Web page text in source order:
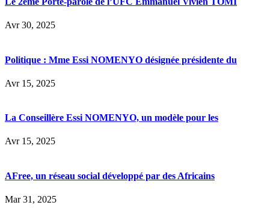
Avr 30, 2025
Politique : Mme Essi NOMENYO désignée présidente du
Avr 15, 2025
La Conseillère Essi NOMENYO, un modèle pour les
Avr 15, 2025
AFree, un réseau social développé par des Africains
Mar 31, 2025